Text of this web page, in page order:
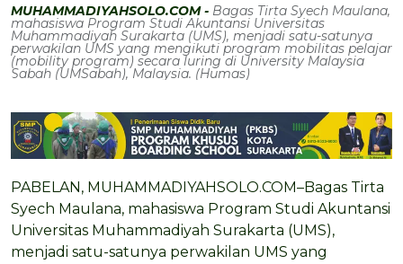
MUHAMMADIYAHSOLO.COM - Bagas Tirta Syech Maulana,
mahasiswa Program Studi Akuntansi Universitas
Muhammadiyah Surakarta (UMS), menjadi satu-satunya
perwakilan UMS yang mengikuti program mobilitas pelajar
(mobility program) secara luring di University Malaysia
Sabah (UMSabah), Malaysia. (Humas)
PABELAN, MUHAMMADIYAHSOLO.COM–Bagas Tirta
Syech Maulana, mahasiswa Program Studi Akuntansi
Universitas Muhammadiyah Surakarta (UMS),
menjadi satu-satunya perwakilan UMS yang